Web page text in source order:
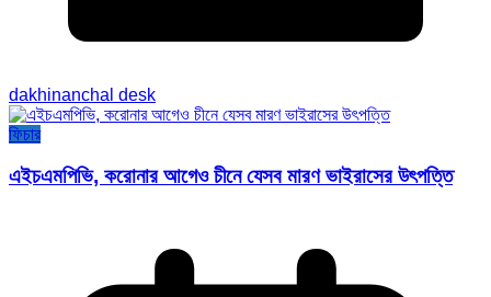
dakhinanchal desk
ফিচার
এইচএমপিভি, করোনার আগেও চীনে যেসব মারণ ভাইরাসের উৎপত্তি